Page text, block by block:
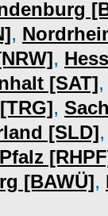
,
,
[SAT],
,
[SLD],
[BAWÜ],